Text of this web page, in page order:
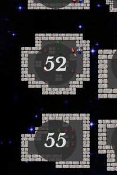
52
55